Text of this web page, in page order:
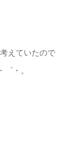
えていたので
・。